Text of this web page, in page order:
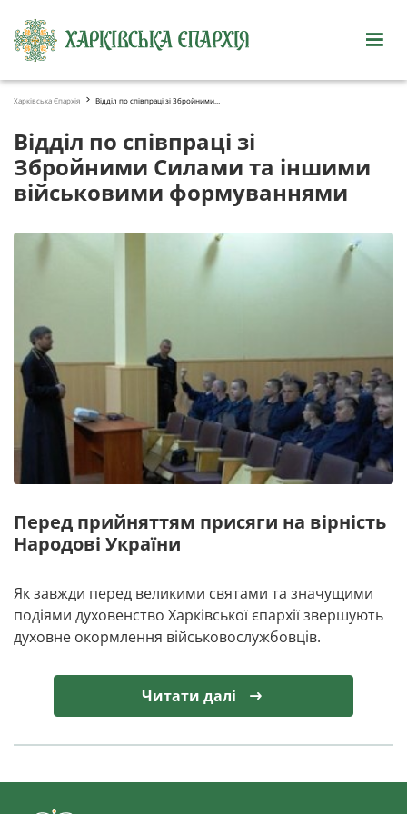
Харківська Єпархія Відділ по співпраці зі Збройними Силами та іншими ...
Відділ по співпраці зі
Збройними Силами та іншими
військовими формуваннями
Перед прийняттям присяги на вірність
Народові України
Як завжди перед великими святами та значущими
подіями духовенство Харківської єпархії звершують
духовне окормлення військовослужбовців.
Читати далі